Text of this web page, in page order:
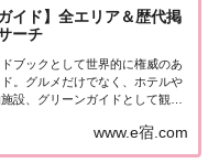
イド】全エリア＆歴代掲
ーチ
ブックとして世界的に権威のあ
。グルメだけでなく、ホテルや
設、グリーンガイドとして観光
年11月20日に「ミシュランガイ
売されてからエリアを...
www.e宿.com